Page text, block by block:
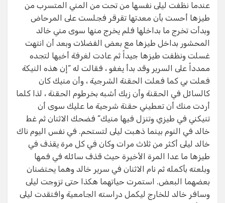
عندما نظفت ليلى نفسها من تحت من المني المتسرب من
طيزها أحست بأن معدتها تقرقر فجلست على المرحاض
وبدأت تخرج ما بداخلها فلم يخرج منها سوى مني خالد
المحشور بداخل طيزها مع بعض الفضلات وبعد أن انتهت
غسلت ونظفت طيزها جيداً ثم عادت لغرفة أخيها لتجده
ممدداً على السرير وقد بدأ يغفو ، فقالت له “إن هذه النيكة
فعلت بي كما فعلت الحقنة الشرجية ، وأن منيك كان
كالسائل في الحقنة وأن زبك أشبه بخرطوم الحقنة ، لذا كلما
أردت منك أن تعطيني حقنة شرجية ما عليك سوى أن
تنيكني في طيزي وتنزل فيها منيك” فضحك الاثنان ثم غط
خالد في النوم بينما ذهبت ليلى لتستحم. في نفس اليوم ناك
خالد ليلى أكثر من ثلاث مرات وكان في كل مرة يقذف في
طيزها ما عدا المرة الأخيرة حيث قذف سائله في فمها
وبلعته بأكمله ثم نام الاثنان في سرير خالد وهما يحتضنان
بعضهما البعض. استمرت حياتهما هكذا حتى تزوجت ليلى
وسافر خالد للخارج ليكمل دراسته الجامعية وافتقدت ليلى